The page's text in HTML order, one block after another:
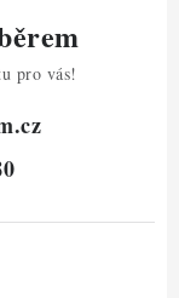
pro vás!